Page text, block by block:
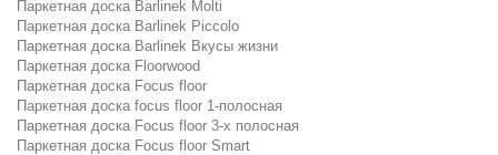
Паркетная доска Barlinek Molti
Паркетная доска Barlinek Piccolo
Паркетная доска Barlinek Вкусы жизни
Паркетная доска Floorwood
Паркетная доска Focus floor
Паркетная доска focus floor 1-полосная
Паркетная доска Focus floor 3-х полосная
Паркетная доска Focus floor Smart